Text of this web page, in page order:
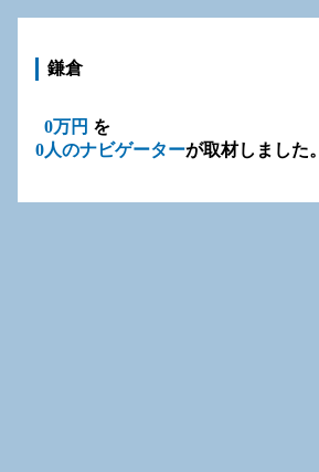
鎌倉
0万円 を
0人のナビゲーターが取材しました。